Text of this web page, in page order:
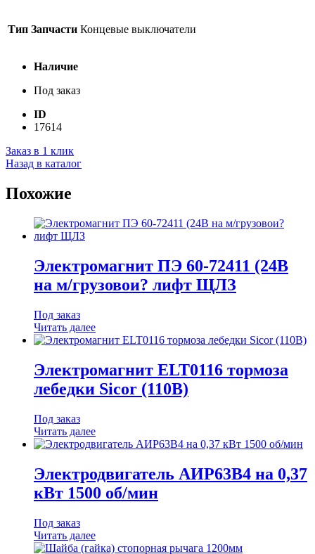
Тип Запчасти Концевые выключатели
Наличие
Под заказ
ID
17614
Заказ в 1 клик
Назад в каталог
Похожие
Электромагнит ПЭ 60-72411 (24В
на м/грузовои? лифт ЩЛЗ
Под заказ
Читать далее
Электромагнит ELT0116 тормоза
лебедки Sicor (110В)
Под заказ
Читать далее
Электродвигатель АИР63B4 на 0,37
кВт 1500 об/мин
Под заказ
Читать далее